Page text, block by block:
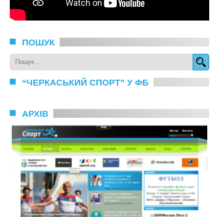
ПОШУК
“ЧЕРКАСЬКИЙ СПОРТ” У ФБ
АРХІВ